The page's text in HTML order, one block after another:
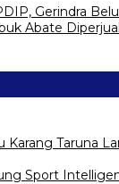
Gerindra
Abate
Karang Taruna
Sport